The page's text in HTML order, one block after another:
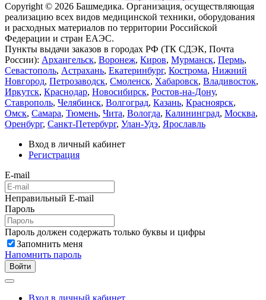
Copyright © 2026 Башмедика. Организация, осуществляющая
реализацию всех видов медицинской техники, оборудования
и расходных материалов по территории Российской
Федерации и стран ЕАЭС.
Пункты выдачи заказов в городах РФ (ТК СДЭК, Почта
России): Архангельск, Воронеж, Киров, Мурманск, Пермь,
Севастополь, Астрахань, Екатеринбург, Кострома, Нижний
Новгород, Петрозаводск, Смоленск, Хабаровск, Владивосток,
Иркутск, Краснодар, Новосибирск, Ростов-на-Дону,
Ставрополь, Челябинск, Волгоград, Казань, Красноярск,
Омск, Самара, Тюмень, Чита, Вологда, Калининград, Москва,
Оренбург, Санкт-Петербург, Улан-Удэ, Ярославль
Вход в личный кабинет
Регистрация
E-mail
Неправильный E-mail
Пароль
Пароль должен содержать только буквы и цифры
Запомнить меня
Напомнить пароль
Войти
Вход в личный кабинет